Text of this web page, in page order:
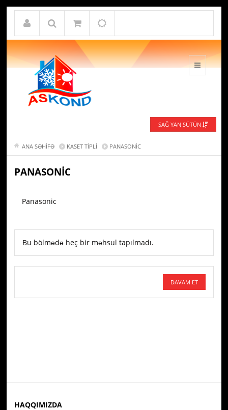
SAĞ YAN SÜTÜN
ANA SƏHIFƏ KASET TIPLI PANASONIC
PANASONIC
Panasonic
Bu bölmədə heç bir məhsul tapılmadı.
DAVAM ET
HAQQIMIZDA